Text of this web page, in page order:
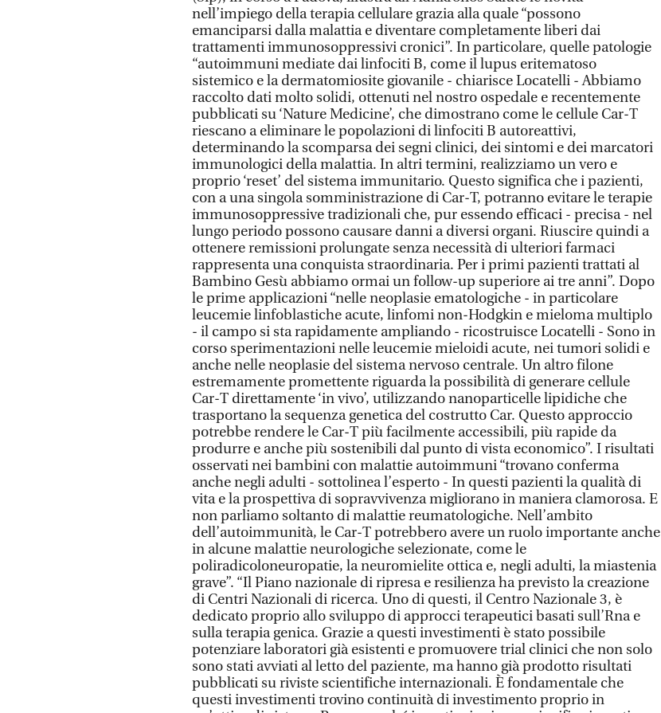
nell’impiego della terapia cellulare grazia alla quale “possono
emanciparsi dalla malattia e diventare completamente liberi dai
trattamenti immunosoppressivi cronici”. In particolare, quelle patologie
“autoimmuni mediate dai linfociti B, come il lupus eritematoso
sistemico e la dermatomiosite giovanile - chiarisce Locatelli - Abbiamo
raccolto dati molto solidi, ottenuti nel nostro ospedale e recentemente
pubblicati su ‘Nature Medicine’, che dimostrano come le cellule Car-T
riescano a eliminare le popolazioni di linfociti B autoreattivi,
determinando la scomparsa dei segni clinici, dei sintomi e dei marcatori
immunologici della malattia. In altri termini, realizziamo un vero e
proprio ‘reset’ del sistema immunitario. Questo significa che i pazienti,
con a una singola somministrazione di Car-T, potranno evitare le terapie
immunosoppressive tradizionali che, pur essendo efficaci - precisa - nel
lungo periodo possono causare danni a diversi organi. Riuscire quindi a
ottenere remissioni prolungate senza necessità di ulteriori farmaci
rappresenta una conquista straordinaria. Per i primi pazienti trattati al
Bambino Gesù abbiamo ormai un follow-up superiore ai tre anni”. Dopo
le prime applicazioni “nelle neoplasie ematologiche - in particolare
leucemie linfoblastiche acute, linfomi non-Hodgkin e mieloma multiplo
- il campo si sta rapidamente ampliando - ricostruisce Locatelli - Sono in
corso sperimentazioni nelle leucemie mieloidi acute, nei tumori solidi e
anche nelle neoplasie del sistema nervoso centrale. Un altro filone
estremamente promettente riguarda la possibilità di generare cellule
Car-T direttamente ‘in vivo’, utilizzando nanoparticelle lipidiche che
trasportano la sequenza genetica del costrutto Car. Questo approccio
potrebbe rendere le Car-T più facilmente accessibili, più rapide da
produrre e anche più sostenibili dal punto di vista economico”. I risultati
osservati nei bambini con malattie autoimmuni “trovano conferma
anche negli adulti - sottolinea l’esperto - In questi pazienti la qualità di
vita e la prospettiva di sopravvivenza migliorano in maniera clamorosa. E
non parliamo soltanto di malattie reumatologiche. Nell’ambito
dell’autoimmunità, le Car-T potrebbero avere un ruolo importante anche
in alcune malattie neurologiche selezionate, come le
poliradicoloneuropatie, la neuromielite ottica e, negli adulti, la miastenia
grave”. “Il Piano nazionale di ripresa e resilienza ha previsto la creazione
di Centri Nazionali di ricerca. Uno di questi, il Centro Nazionale 3, è
dedicato proprio allo sviluppo di approcci terapeutici basati sull’Rna e
sulla terapia genica. Grazie a questi investimenti è stato possibile
potenziare laboratori già esistenti e promuovere trial clinici che non solo
sono stati avviati al letto del paziente, ma hanno già prodotto risultati
pubblicati su riviste scientifiche internazionali. È fondamentale che
questi investimenti trovino continuità di investimento proprio in